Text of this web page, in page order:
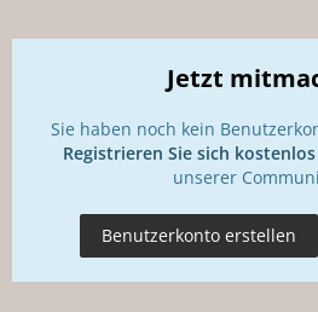
Jetzt
Sie haben noch kein
Registrieren Sie sich kostenlos
unserer
Benutzerkonto erstellen